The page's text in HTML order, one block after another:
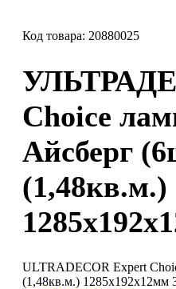
Код товара: 20880025
Choice
Айсберг
(1,48кв.м.)
ULTRADECOR Expert
(1,48кв.м.) 1285х192х12мм